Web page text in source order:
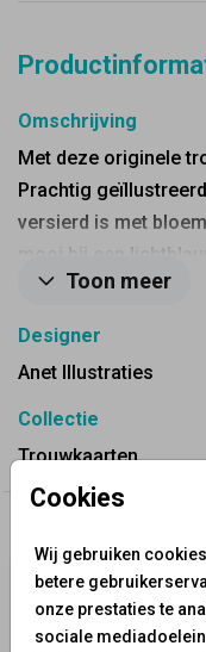
Cookies
Wij gebruiken
betere
onze prestaties te
sociale
Omschrijving
Met deze originele
Prachtig
versierd is met
mooi bij een
voor een leuke
Toon meer
Designer
Anet Illustraties
Collectie
Trouwkaarten